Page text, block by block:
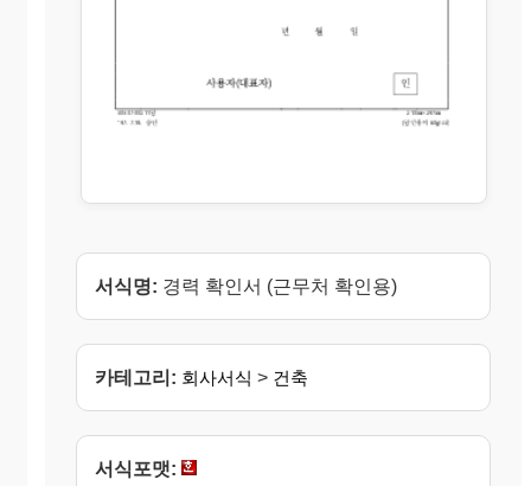
서식명: 경력 확인서 (근무처 확인용)
카테고리: 회사서식 > 건축
서식포맷: